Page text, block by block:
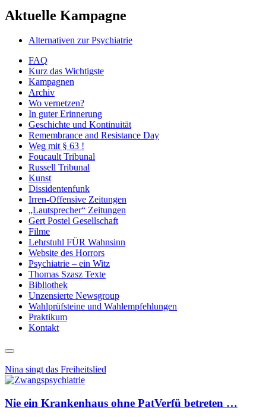
Aktuelle Kampagne
Alternativen zur Psychiatrie
FAQ
Kurz das Wichtigste
Kampagnen
Archiv
Wo vernetzen?
In guter Erinnerung
Geschichte und Kontinuität
Remembrance and Resistance Day
Weg mit § 63 !
Foucault Tribunal
Russell Tribunal
Kunst
Dissidentenfunk
Irren-Offensive Zeitungen
„Lautsprecher“ Zeitungen
Gert Postel Gesellschaft
Filme
Lehrstuhl FÜR Wahnsinn
Website des Horrors
Psychiatrie – ein Witz
Thomas Szasz Texte
Bibliothek
Unzensierte Newsgroup
Wahlprüfsteine und Wahlempfehlungen
Praktikum
Kontakt
Nina singt das Freiheitslied
Nie ein Krankenhaus ohne PatVerfü betreten …